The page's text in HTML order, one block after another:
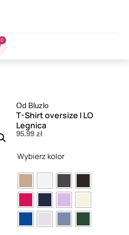
0
Od Bluzlo
T-Shirt oversize I LO
Legnica
95.99 zł
Wybierz kolor